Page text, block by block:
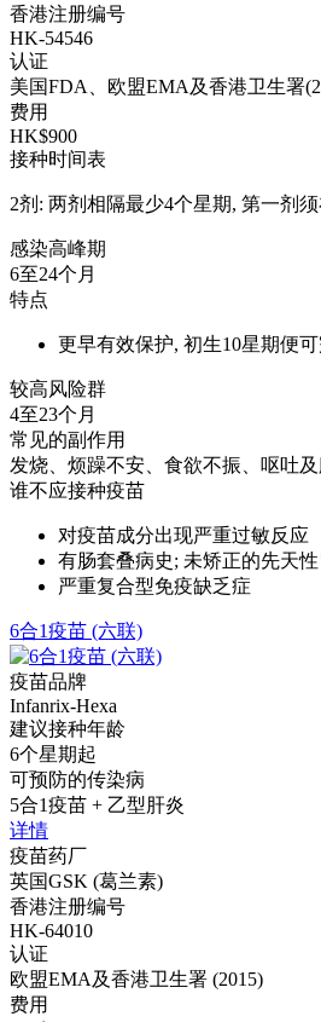
香港注册编号
HK-54546
认证
美国FDA、欧盟EMA及香港卫生署
费用
HK$900
接种时间表
2剂: 两剂相隔最少4个星期, 第一剂
感染高峰期
6至24个月
特点
更早有效保护, 初生10星期便
较高风险群
4至23个月
常见的副作用
发烧、烦躁不安、食欲不振、呕吐
谁不应接种疫苗
对疫苗成分出现严重过敏反应
有肠套叠病史; 未矫正的先天
严重复合型免疫缺乏症
6合1疫苗 (六联)
疫苗品牌
Infanrix-Hexa
建议接种年龄
6个星期起
可预防的传染病
5合1疫苗 + 乙型肝炎
详情
疫苗药厂
英国GSK (葛兰素)
香港注册编号
HK-64010
认证
欧盟EMA及香港卫生署 (2015)
费用